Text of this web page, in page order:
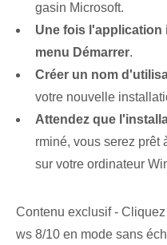
gasin Microsoft.
Une fois l'application
menu Démarrer.
Créer un nom
votre nouvelle
Attendez que
rminé, vous serez prêt
sur votre ordinateur
Contenu exclusif -
ws 8/10 en mode sans